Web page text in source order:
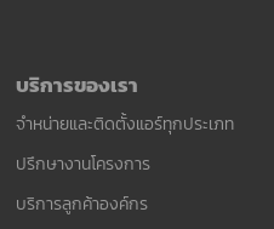
บริการของเรา
จำหน่ายและติดตั้งแอร์ทุกประเภท
ปรึกษางานโครงการ
บริการลูกค้าองค์กร